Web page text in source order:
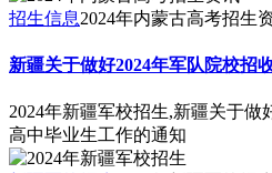
招生信息2024年内蒙古高考招生
新疆关于做好2024年军队院校招
2024年新疆军校招生,新疆关于做
高中毕业生工作的通知